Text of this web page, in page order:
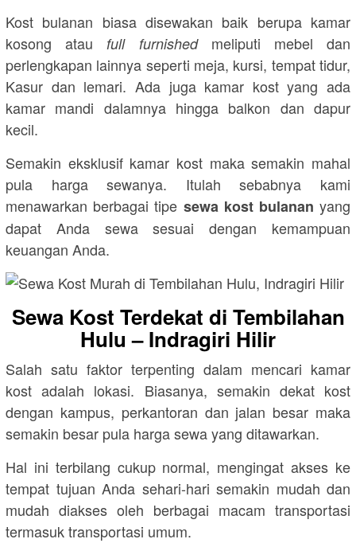
Kost bulanan biasa disewakan baik berupa kamar
kosong ataufull furnished meliputi mebel dan
perlengkapan lainnya seperti meja, kursi, tempat tidur,
Kasur dan lemari. Ada juga kamar kost yang ada
kamar mandi dalamnya hingga balkon dan dapur
kecil.
Semakin eksklusif kamar kost maka semakin mahal
pula harga sewanya. Itulah sebabnya kami
menawarkan berbagai tipe sewa kost bulanan yang
dapat Anda sewa sesuai dengan kemampuan
keuangan Anda.
Sewa Kost Terdekat di Tembilahan
Hulu – Indragiri Hilir
Salah satu faktor terpenting dalam mencari kamar
kost adalah lokasi. Biasanya, semakin dekat kost
dengan kampus, perkantoran dan jalan besar maka
semakin besar pula harga sewa yang ditawarkan.
Hal ini terbilang cukup normal, mengingat akses ke
tempat tujuan Anda sehari-hari semakin mudah dan
mudah diakses oleh berbagai macam transportasi
termasuk transportasi umum.